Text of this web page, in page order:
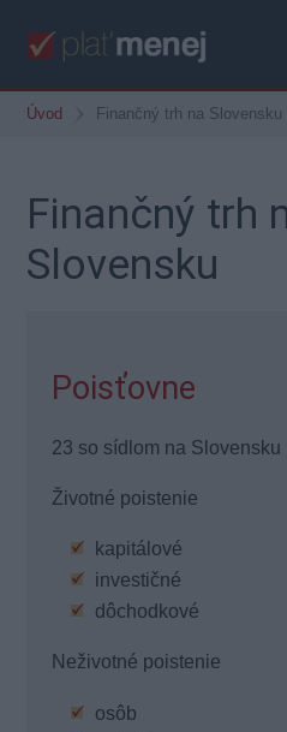
Úvod Finančný trh na Slovensku
Finančný trh
Slovensku
Poisťovne
23 so sídlom na Slovensku
Životné poistenie
kapitálové
investičné
dôchodkové
Neživotné poistenie
osôb